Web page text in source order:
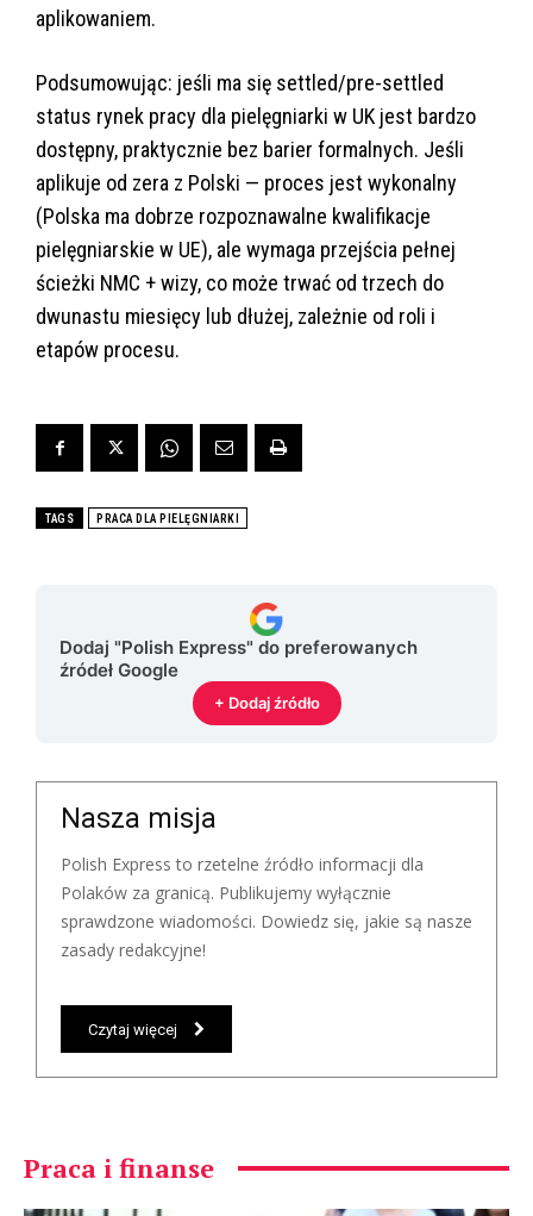
aplikowaniem.
Podsumowując: jeśli ma się settled/pre-settled
status rynek pracy dla pielęgniarki w UK jest bardzo
dostępny, praktycznie bez barier formalnych. Jeśli
aplikuje od zera z Polski — proces jest wykonalny
(Polska ma dobrze rozpoznawalne kwalifikacje
pielęgniarskie w UE), ale wymaga przejścia pełnej
ścieżki NMC + wizy, co może trwać od trzech do
dwunastu miesięcy lub dłużej, zależnie od roli i
etapów procesu.
TAGS PRACA DLA PIELĘGNIARKI
Dodaj "Polish Express" do preferowanych
źródeł Google
+ Dodaj źródło
Nasza misja
Polish Express to rzetelne źródło informacji dla
Polaków za granicą. Publikujemy wyłącznie
sprawdzone wiadomości. Dowiedz się, jakie są nasze
zasady redakcyjne!
Czytaj więcej
Praca i finanse